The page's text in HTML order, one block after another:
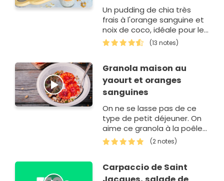
Un pudding de chia très
frais à l'orange sanguine et
noix de coco, idéale pour le
petits déjeuner vitaminé ou
pour un gouter heal…
(13 notes)
Granola maison au
yaourt et oranges
sanguines
On ne se lasse pas de ce
type de petit déjeuner. On
aime ce granola à la poêle
qui se prépare très
rapidement quand vous
(2 notes)
Carpaccio de Saint